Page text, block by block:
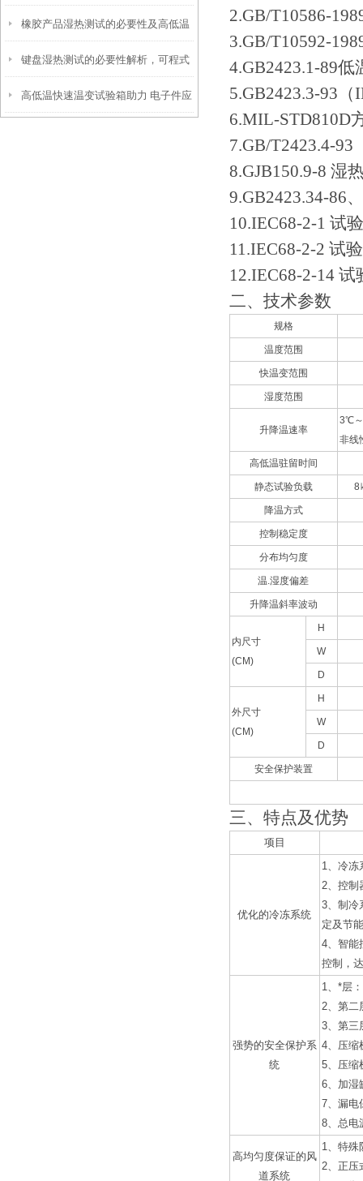
温恒湿试验箱，筑牢品质研发防线
橡胶产品湿热测试的必要性及高低温
湿热循环检测箱的核心应用
键盘湿热测试的必要性解析，可程式
恒温恒湿试验箱筑牢品质防线
高低温快速温变试验箱助力 电子件应
2.GB/T10586-
3.GB/T10592-
4.GB2423.1-89
5.GB2423.3-93
6.MIL-STD810D
7.GB/T2423.4-
8.GJB150.9-8 湿
9.GB2423.34-86
10.IEC68-2-1 试
11.IEC68-2-2 试
12.IEC68-2-14 试
二、技术参数
规格
温度范围
快温变范围
湿度范围
升降温速率
3℃～
非线
高低温驻留时间
静态试验负载 8
降温方式
控制稳定度
分布均匀度
温.湿度偏差
升降温斜率波动
内尺寸
(CM)
H
W
D
外尺寸
(CM)
H
W
D
安全保护装置
三、特点及优势
项目
优化的冷冻系统
1、冷冻
2、控制
3、制冷
定及节
4、智能
控制，
强势的安全保护系
统
1、*层
2、第二
3、第三
4、压缩
5、压缩
6、加湿
7、漏电
8、总电
高均匀度保证的风
道系统
1、特殊
2、正压